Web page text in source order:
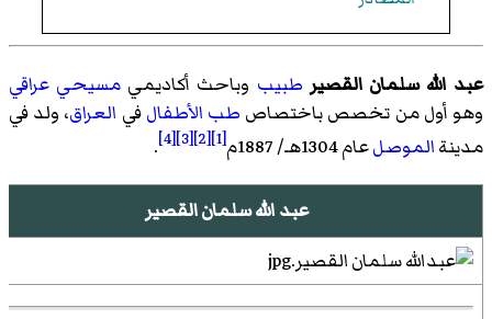
عبد الله سلمان القصير طبيب وباحث أكاديمي مسيحي عراقي
وهو أول من تخصص باختصاص طب الأطفالفي العراق، ولد في
مدينةالموصلعام 1304هـ/ 1887م [1]
[2]
[3]
[4]
.
عبد الله سلمان القصير